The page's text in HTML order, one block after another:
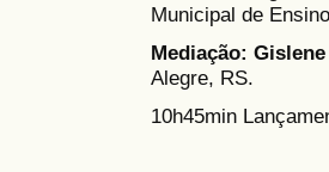
Municipal de
Mediação:
Alegre, RS.
10h45min